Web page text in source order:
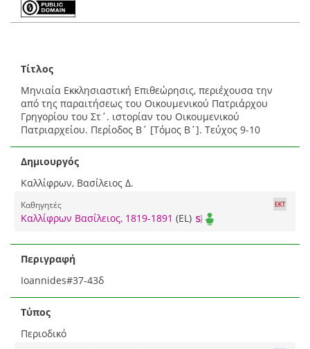
Τίτλος
Μηνιαία Εκκλησιαστική Επιθεώρησις, περιέχουσα την
από της παραιτήσεως του Οικουμενικού Πατριάρχου
Γρηγορίου του Στ΄. ιστορίαν του Οικουμενικού
Πατριαρχείου. Περίοδος Β΄ [Τόμος Β΄]. Τεύχος 9-10
Δημιουργός
Καλλίφρων, Βασίλειος Δ.
Καθηγητές
Καλλίφρων Βασίλειος, 1819-1891 (EL)
Περιγραφή
Ioannides#37-43δ
Τύπος
Περιοδικό